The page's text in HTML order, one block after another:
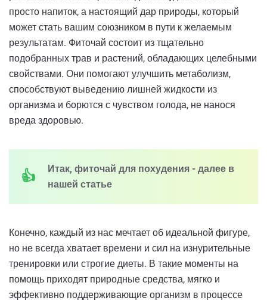
просто напиток, а настоящий дар природы, который
может стать вашим союзником в пути к желаемым
результатам. Фиточай состоит из тщательно
подобранных трав и растений, обладающих целебными
свойствами. Они помогают улучшить метаболизм,
способствуют выведению лишней жидкости из
организма и борются с чувством голода, не нанося
вреда здоровью.
Итак, фиточай для похудения - далее в
нашей статье
Конечно, каждый из нас мечтает об идеальной фигуре,
но не всегда хватает времени и сил на изнурительные
тренировки или строгие диеты. В такие моменты на
помощь приходят природные средства, мягко и
эффективно поддерживающие организм в процессе